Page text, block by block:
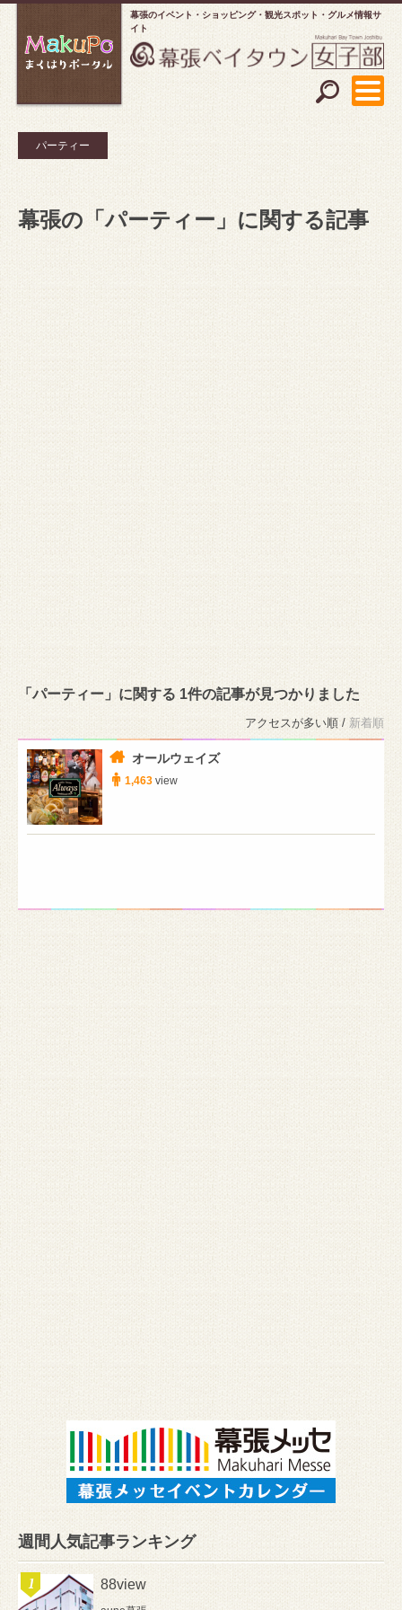
幕張のイベント・ショッピング
観光スポット・グルメ情報サ
イト
パーティー
幕張の「パーティー」に関する記事
「パーティー」に関する 1件の記事が見つかりました
アクセスが多い順 / 新着順
オールウェイズ
1,463 view
週間人気記事ランキング
88view